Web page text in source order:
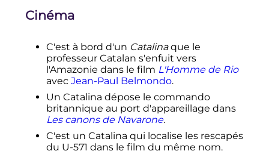
Cinéma
C'est à bord d'un Catalinaque le
professeur Catalan s'enfuit vers
l'Amazonie dans le film L'Homme de Rio
avec Jean-Paul Belmondo.
Un Catalina dépose le commando
britannique au port d'appareillage dans
Les canons de Navarone.
C'est un Catalina qui localise les rescapés
du U-571 dans le film du même nom.